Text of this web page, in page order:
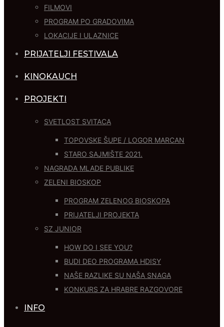
FILMOVI
PROGRAM PO GRADOVIMA
LOKACIJE I ULAZNICE
PRIJATELJI FESTIVALA
KINOKAUCH
PROJEKTI
SVETLOST SVITACA
TOPOVSKE ŠUPE / LOGOR MARCAN
STARO SAJMIŠTE 2021.
NAGRADA MLADE PUBLIKE
ZELENI BIOSKOP
PROGRAM ZELENOG BIOSKOPA
PRIJATELJI PROJEKTA
SZ JUNIOR
HOW DO I SEE YOU?
BUDI DEO PROGRAMA HDISY
NAŠE RAZLIKE SU NAŠA SNAGA
KONKURS ZA HRABRE RAZGOVORE
INFO